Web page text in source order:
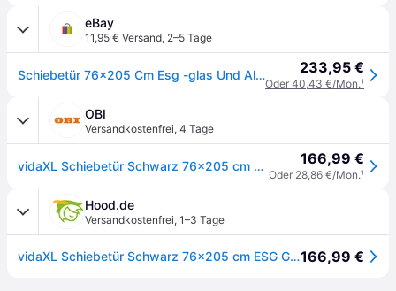
eBay
11,95 € Versand, 2–5 Tage
Schiebetür 76x205 Cm Esg -glas Und Aluminiumschwarz 233,95 €
Oder 40,43 €/Mon.¹
OBI
Versandkostenfrei, 4 Tage
vidaXL Schiebetür Schwarz 76x205 cm ESG Glas und Aluminium 151666 166,99 €
Oder 28,86 €/Mon.¹
Hood.de
Versandkostenfrei, 1–3 Tage
vidaXL Schiebetür Schwarz 76x205 cm ESG Glas und Aluminium166,99 €